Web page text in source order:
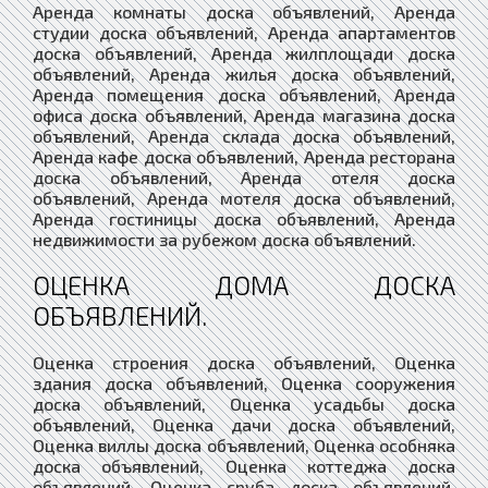
Аренда комнаты доска объявлений, Аренда
студии доска объявлений, Аренда апартаментов
доска объявлений, Аренда жилплощади доска
объявлений, Аренда жилья доска объявлений,
Аренда помещения доска объявлений, Аренда
офиса доска объявлений, Аренда магазина доска
объявлений, Аренда склада доска объявлений,
Аренда кафе доска объявлений, Аренда ресторана
доска объявлений, Аренда отеля доска
объявлений, Аренда мотеля доска объявлений,
Аренда гостиницы доска объявлений, Аренда
недвижимости за рубежом доска объявлений.
ОЦЕНКА ДОМА ДОСКА
ОБЪЯВЛЕНИЙ.
Оценка строения доска объявлений, Оценка
здания доска объявлений, Оценка сооружения
доска объявлений, Оценка усадьбы доска
объявлений, Оценка дачи доска объявлений,
Оценка виллы доска объявлений, Оценка особняка
доска объявлений, Оценка коттеджа доска